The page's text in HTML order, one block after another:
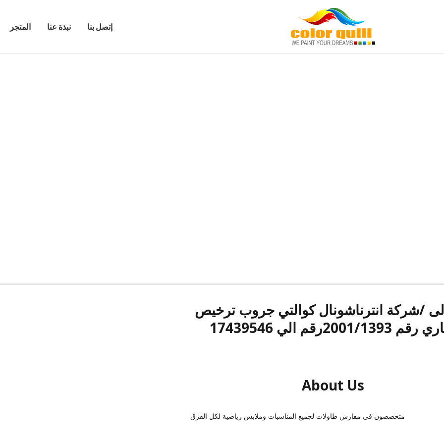
المتجر نبذة عنا إتصل بنا
/شركة انترناشونال كوالتي جروب ترخيص
2001/1393رقم الي 17439546
About Us
متخصصون في مفارش طاولات لجميع المناسبات وملابس رياضية لكل الفرق